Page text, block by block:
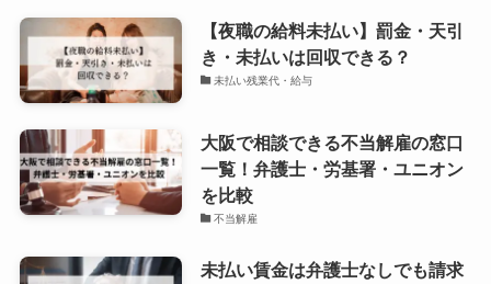
【夜職の給料未払い】罰金・天引
き・未払いは回収できる？
未払い残業代・給与
大阪で相談できる不当解雇の窓口
一覧！弁護士・労基署・ユニオン
を比較
不当解雇
未払い賃金は弁護士なしでも請求